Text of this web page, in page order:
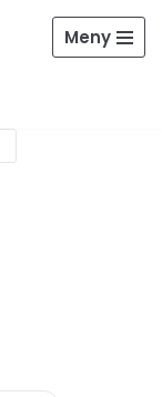
Meny